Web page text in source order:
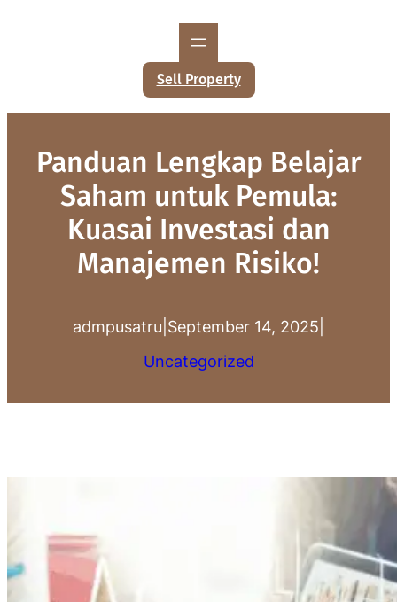
Sell Property
Panduan Lengkap Belajar
Saham untuk Pemula:
Kuasai Investasi dan
Manajemen Risiko!
admpusatru September 14, 2025
Uncategorized